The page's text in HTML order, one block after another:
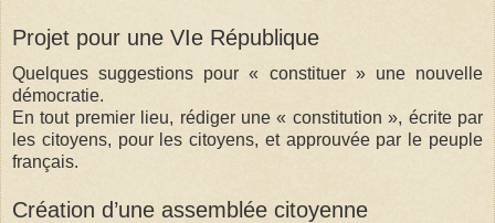
Projet pour une VIe République
Quelques suggestions pour « constituer » une nouvelle
démocratie.
En tout premier lieu, rédiger une « constitution », écrite par
les citoyens, pour les citoyens, et approuvée par le peuple
français.
Création d’une assemblée citoyenne